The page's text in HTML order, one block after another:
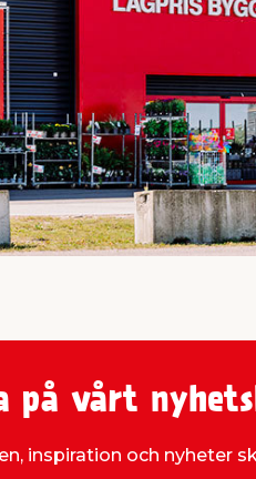
på vårt
inspiration och nyheter